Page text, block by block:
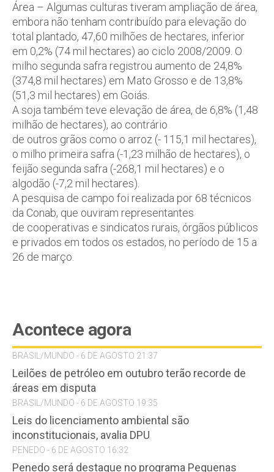
Área – Algumas culturas tiveram ampliação de área,
embora não tenham contribuído para elevação do
total plantado, 47,60 milhões de hectares, inferior
em 0,2% (74 mil hectares) ao ciclo 2008/2009. O
milho segunda safra registrou aumento de 24,8%
(374,8 mil hectares) em Mato Grosso e de 13,8%
(51,3 mil hectares) em Goiás.
A soja também teve elevação de área, de 6,8% (1,48
milhão de hectares), ao contrário
de outros grãos como o arroz (- 115,1 mil hectares),
o milho primeira safra (-1,23 milhão de hectares), o
feijão segunda safra (-268,1 mil hectares) e o
algodão (-7,2 mil hectares).
A pesquisa de campo foi realizada por 68 técnicos
da Conab, que ouviram representantes
de cooperativas e sindicatos rurais, órgãos públicos
e privados em todos os estados, no período de 15 a
26 de março.
Acontece agora
BRASIL/MUNDO - 6 DE AGOSTO 21:37
Leilões de petróleo em outubro terão recorde de
áreas em disputa
BRASIL/MUNDO - 6 DE AGOSTO 19:35
Leis do licenciamento ambiental são
inconstitucionais, avalia DPU
PENEDO - 6 DE AGOSTO 16:32
Penedo será destaque no programa Pequenas